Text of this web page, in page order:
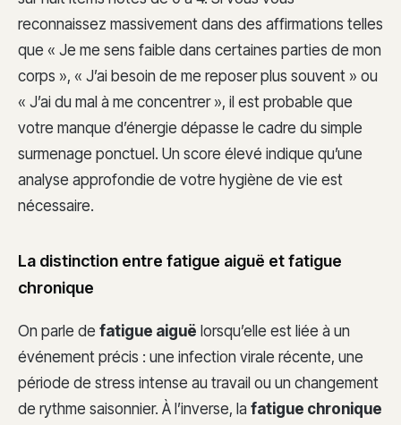
reconnaissez massivement dans des affirmations telles
que « Je me sens faible dans certaines parties de mon
corps », « J’ai besoin de me reposer plus souvent » ou
« J’ai du mal à me concentrer », il est probable que
votre manque d’énergie dépasse le cadre du simple
surmenage ponctuel. Un score élevé indique qu’une
analyse approfondie de votre hygiène de vie est
nécessaire.
La distinction entre fatigue aiguë et fatigue
chronique
On parle de fatigue aiguë lorsqu’elle est liée à un
événement précis : une infection virale récente, une
période de stress intense au travail ou un changement
de rythme saisonnier. À l’inverse, la fatigue chronique